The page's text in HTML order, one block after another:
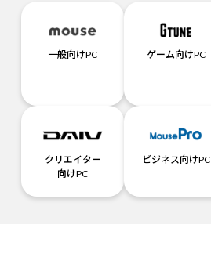
一般向けPC ゲーム向けPC
クリエイター
向けPC
ビジネス向けPC